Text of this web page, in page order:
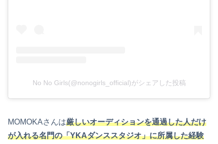
No No Girls(@nonogirls_official)がシェアした投稿
MOMOKAさんは厳しいオーディションを通過した人だけ
が入れる名門の「YKAダンススタジオ」に所属した経験